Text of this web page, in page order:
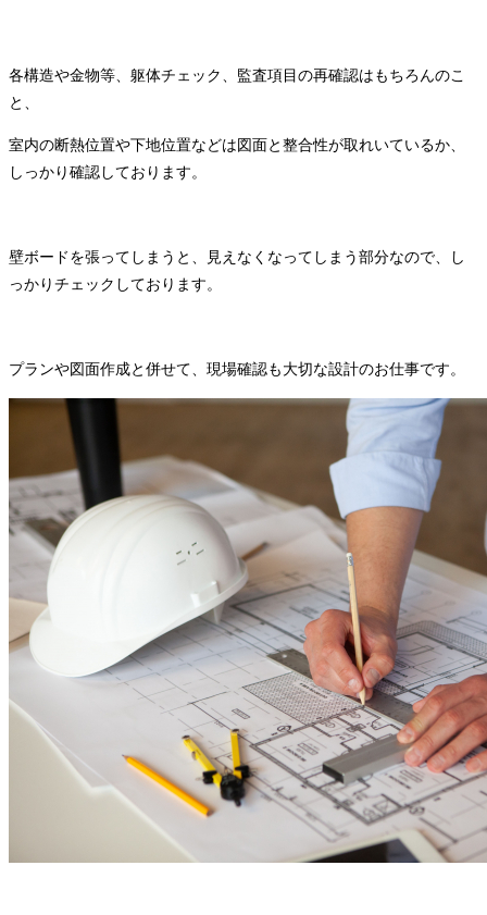
各構造や金物等、躯体チェック、監査項目の再確認はもちろんのこ
と、
室内の断熱位置や下地位置などは図面と整合性が取れいているか、
しっかり確認しております。
壁ボードを張ってしまうと、見えなくなってしまう部分なので、し
っかりチェックしております。
プランや図面作成と併せて、現場確認も大切な設計のお仕事です。